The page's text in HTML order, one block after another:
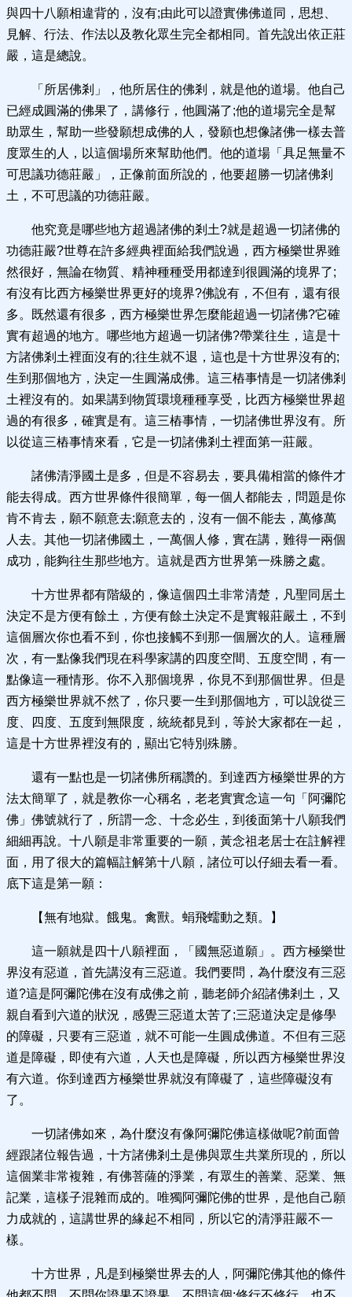
與四十八願相違背的，沒有;由此可以證實佛佛道同，思想、
見解、行法、作法以及教化眾生完全都相同。首先說出依正莊
嚴，這是總說。
「所居佛剎」，他所居住的佛剎，就是他的道場。他自己
已經成圓滿的佛果了，講修行，他圓滿了;他的道場完全是幫
助眾生，幫助一些發願想成佛的人，發願也想像諸佛一樣去普
度眾生的人，以這個場所來幫助他們。他的道場「具足無量不
可思議功德莊嚴」，正像前面所說的，他要超勝一切諸佛剎
土，不可思議的功德莊嚴。
他究竟是哪些地方超過諸佛的剎土?就是超過一切諸佛的
功德莊嚴?世尊在許多經典裡面給我們說過，西方極樂世界雖
然很好，無論在物質、精神種種受用都達到很圓滿的境界了;
有沒有比西方極樂世界更好的境界?佛說有，不但有，還有很
多。既然還有很多，西方極樂世界怎麼能超過一切諸佛?它確
實有超過的地方。哪些地方超過一切諸佛?帶業往生，這是十
方諸佛剎土裡面沒有的;往生就不退，這也是十方世界沒有的;
生到那個地方，決定一生圓滿成佛。這三樁事情是一切諸佛剎
土裡沒有的。如果講到物質環境種種享受，比西方極樂世界超
過的有很多，確實是有。這三樁事情，一切諸佛世界沒有。所
以從這三樁事情來看，它是一切諸佛剎土裡面第一莊嚴。
諸佛清淨國土是多，但是不容易去，要具備相當的條件才
能去得成。西方世界條件很簡單，每一個人都能去，問題是你
肯不肯去，願不願意去;願意去的，沒有一個不能去，萬修萬
人去。其他一切諸佛國土，一萬個人修，實在講，難得一兩個
成功，能夠往生那些地方。這就是西方世界第一殊勝之處。
十方世界都有階級的，像這個四土非常清楚，凡聖同居土
決定不是方便有餘土，方便有餘土決定不是實報莊嚴土，不到
這個層次你也看不到，你也接觸不到那一個層次的人。這種層
次，有一點像我們現在科學家講的四度空間、五度空間，有一
點像這一種情形。你不入那個境界，你見不到那個世界。但是
西方極樂世界就不然了，你只要一生到那個地方，可以說從三
度、四度、五度到無限度，統統都見到，等於大家都在一起，
這是十方世界裡沒有的，顯出它特別殊勝。
還有一點也是一切諸佛所稱讚的。到達西方極樂世界的方
法太簡單了，就是教你一心稱名，老老實實念這一句「阿彌陀
佛」佛號就行了，所謂一念、十念必生，到後面第十八願我們
細細再說。十八願是非常重要的一願，黃念祖老居士在註解裡
面，用了很大的篇幅註解第十八願，諸位可以仔細去看一看。
底下這是第一願：
【無有地獄。餓鬼。禽獸。蜎飛蠕動之類。】
這一願就是四十八願裡面，「國無惡道願」。西方極樂世
界沒有惡道，首先講沒有三惡道。我們要問，為什麼沒有三惡
道?這是阿彌陀佛在沒有成佛之前，聽老師介紹諸佛剎土，又
親自看到六道的狀況，感覺三惡道太苦了;三惡道決定是修學
的障礙，只要有三惡道，就不可能一生圓成佛道。不但有三惡
道是障礙，即使有六道，人天也是障礙，所以西方極樂世界沒
有六道。你到達西方極樂世界就沒有障礙了，這些障礙沒有
了。
一切諸佛如來，為什麼沒有像阿彌陀佛這樣做呢?前面曾
經跟諸位報告過，十方諸佛剎土是佛與眾生共業所現的，所以
這個業非常複雜，有佛菩薩的淨業，有眾生的善業、惡業、無
記業，這樣子混雜而成的。唯獨阿彌陀佛的世界，是他自己願
力成就的，這講世界的緣起不相同，所以它的清淨莊嚴不一
樣。
十方世界，凡是到極樂世界去的人，阿彌陀佛其他的條件